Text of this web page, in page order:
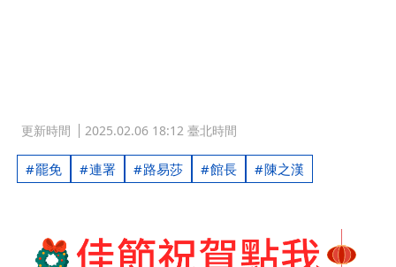
更新時間 2025.02.06 18:12 臺北時間
罷免 連署 路易莎 館長 陳之漢